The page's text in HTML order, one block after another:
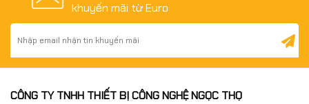
khuyến mãi từ Euro
CÔNG TY TNHH THIẾT BỊ CÔNG NGHỆ NGỌC THỌ